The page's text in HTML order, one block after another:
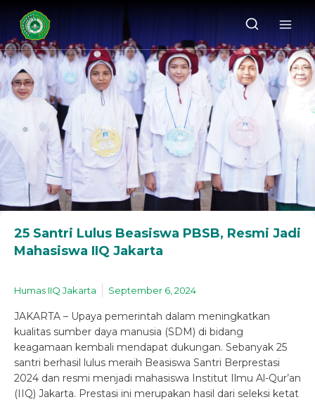
25 Santri Lulus Beasiswa PBSB, Resmi Jadi
Mahasiswa IIQ Jakarta
Humas IIQ Jakarta September 6, 2024
JAKARTA – Upaya pemerintah dalam meningkatkan
kualitas sumber daya manusia (SDM) di bidang
keagamaan kembali mendapat dukungan. Sebanyak 25
santri berhasil lulus meraih Beasiswa Santri Berprestasi
2024 dan resmi menjadi mahasiswa Institut Ilmu Al-Qur’an
(IIQ) Jakarta. Prestasi ini merupakan hasil dari seleksi ketat